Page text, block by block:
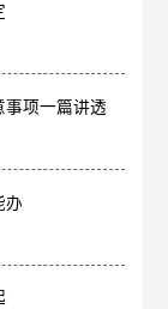
项一篇讲透
办